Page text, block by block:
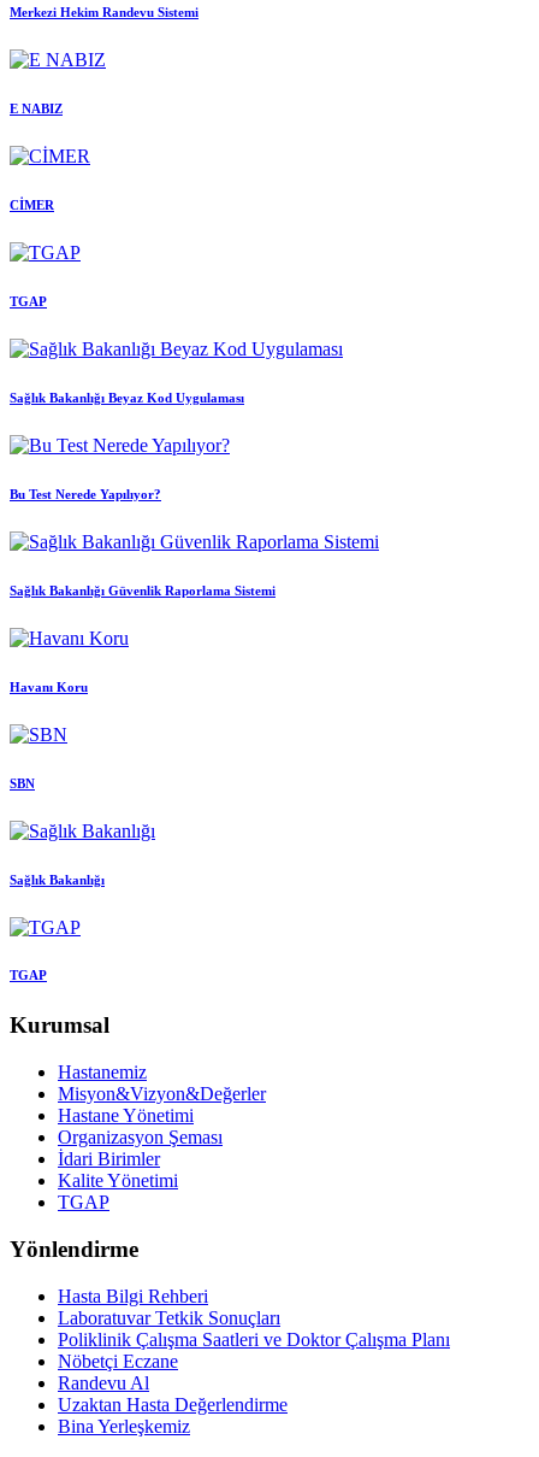
Merkezi Hekim Randevu Sistemi
E NABIZ
CİMER
TGAP
Sağlık Bakanlığı Beyaz Kod Uygulaması
Bu Test Nerede Yapılıyor?
Sağlık Bakanlığı Güvenlik Raporlama Sistemi
Havanı Koru
SBN
Sağlık Bakanlığı
TGAP
Kurumsal
Hastanemiz
Misyon&Vizyon&Değerler
Hastane Yönetimi
Organizasyon Şeması
İdari Birimler
Kalite Yönetimi
TGAP
Yönlendirme
Hasta Bilgi Rehberi
Laboratuvar Tetkik Sonuçları
Poliklinik Çalışma Saatleri ve Doktor Çalışma Planı
Nöbetçi Eczane
Randevu Al
Uzaktan Hasta Değerlendirme
Bina Yerleşkemiz